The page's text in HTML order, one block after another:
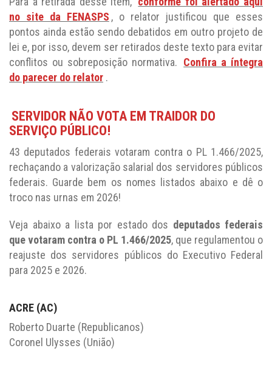
no site da FENASPS , o relator justificou que esses
pontos ainda estão sendo debatidos em outro projeto de
lei e, por isso, devem ser retirados deste texto para evitar
conflitos ou sobreposição normativa. Confira a íntegra
do parecer do relator .
SERVIDOR NÃO VOTA EM TRAIDOR DO
SERVIÇO PÚBLICO!
43 deputados federais votaram contra o PL 1.466/2025,
rechaçando a valorização salarial dos servidores públicos
federais. Guarde bem os nomes listados abaixo e dê o
troco nas urnas em 2026!
Veja abaixo a lista por estado dos deputados federais
que votaram contra o PL 1.466/2025, que regulamentou o
reajuste dos servidores públicos do Executivo Federal
para 2025 e 2026.
ACRE (AC)
Roberto Duarte (Republicanos)
Coronel Ulysses (União)